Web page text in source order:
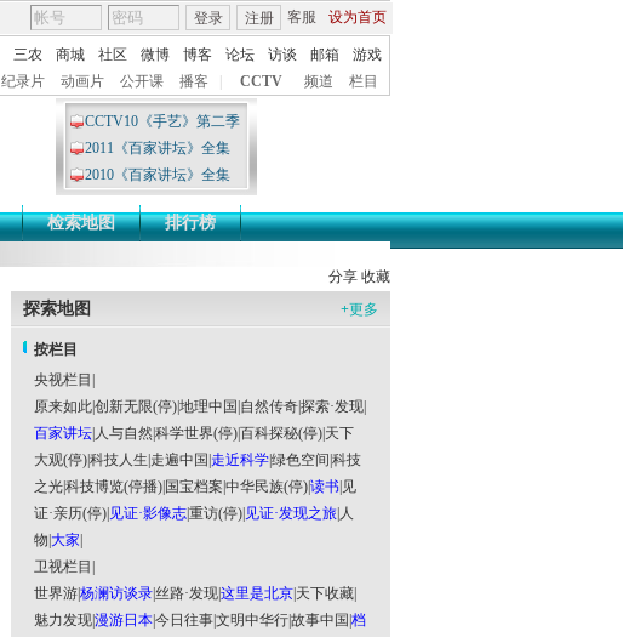
客服 设为首页
登录 注册
三农 商城 社区 微博 博客 论坛 访谈 邮箱
游戏
纪录片 动画片 公开课 播客 CCTV 频道 栏目
CCTV10《手艺》第二季
2011《百家讲坛》全集
2010《百家讲坛》全集
检索地图 排行榜
分享 收藏
探索地图 +更多
按栏目
央视栏目
原来如此创新无限(停)地理中国 自然传奇探索·发现
百家讲坛 人与自然科学世界(停)百科探秘(停) 天下
大观(停)科技人生 走遍中国 走近科学绿色空间 科技
之光科技博览(停播) 国宝档案 中华民族(停)读书 见
证·亲历(停) 见证·影像志重访(停) 见证·发现之旅 人
物 大家
卫视栏目
世界游杨澜访谈录丝路·发现这里是北京 天下收藏
魅力发现漫游日本今日往事文明中华行故事中国 档